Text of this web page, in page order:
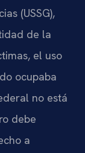
(USSG),
de la
el uso
ocupaba
no está
debe
a